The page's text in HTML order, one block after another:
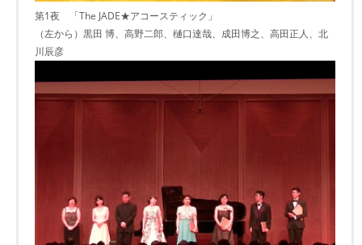
第1夜 「The JADE★アコースティック」
（左から）黒田 博、高野二郎、樋口達哉、成田博之、高田正人、北
川辰彦